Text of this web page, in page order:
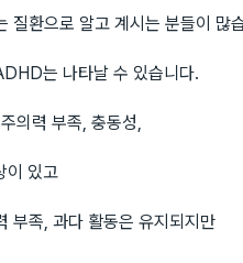
질환으로 알고 계시는 분들이 많
는 나타날 수 있습니다.
의력 부족, 충동성,
이 있고
부족, 과다 활동은 유지되지만